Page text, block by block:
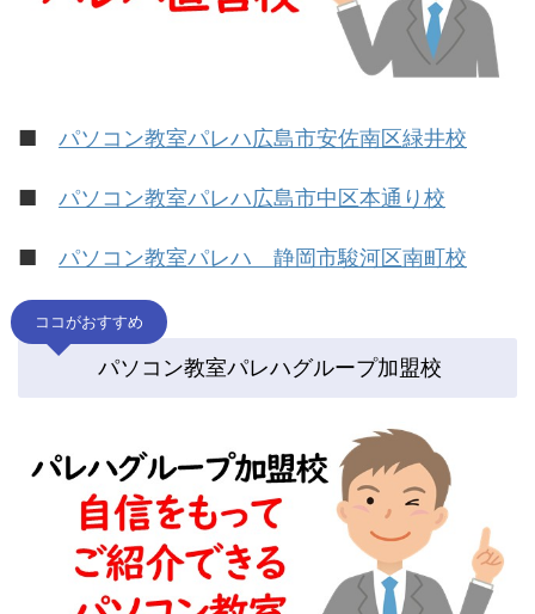
■ パソコン教室パレハ広島市安佐南区緑井校
■ パソコン教室パレハ広島市中区本通り校
■ パソコン教室パレハ 静岡市駿河区南町校
ココがおすすめ
パソコン教室パレハグループ加盟校